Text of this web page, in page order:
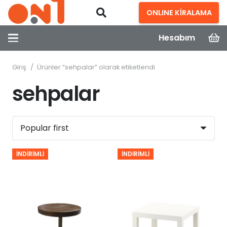
ONLINE KİRALAMA
Hesabım
Giriş / Ürünler “sehpalar” olarak etiketlendi
sehpalar
İNDIRIMLI İNDIRIMLI